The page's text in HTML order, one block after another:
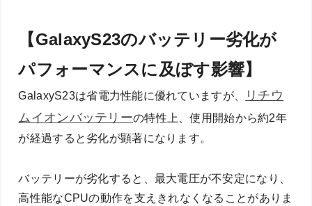
【GalaxyS23のバッテリー劣化が
パフォーマンスに及ぼす影響】
GalaxyS23は省電力性能に優れていますが、
リチウ
ムイオンバッテリーの特性上、使用開始から約2年
が経過すると劣化が顕著になります。
バッテリーが劣化すると、最大電圧が不安定になり、
高性能なCPUの動作を支えきれなくなることがありま